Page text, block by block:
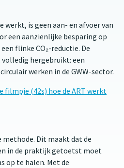
werkt, is geen aan- en afvoer van
een aanzienlijke besparing op
flinke CO₂-reductie. De
hergebruikt: een
werken in de GWW-sector.
filmpje (42s) hoe de ART werkt
methode. Dit maakt dat de
in de praktijk getoetst moet
op te halen. Met de